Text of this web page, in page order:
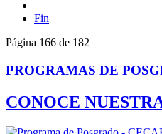
Fin
Página 166 de 182
PROGRAMAS DE
CONOCE